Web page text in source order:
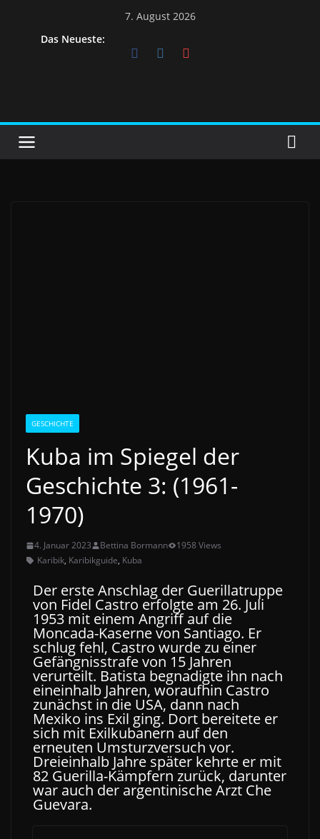
7. August 2026
Das Neueste:
GESCHICHTE
Kuba im Spiegel der
Geschichte 3: (1961-
1970)
4. Januar 2023 Bettina Bormann
1958 Views
Karibik, Karibikguide, Kuba
Der erste Anschlag der Guerillatruppe
von Fidel Castro erfolgte am 26. Juli
1953 mit einem Angriff auf die
Moncada-Kaserne von Santiago. Er
schlug fehl, Castro wurde zu einer
Gefängnisstrafe von 15 Jahren
verurteilt. Batista begnadigte ihn nach
eineinhalb Jahren, woraufhin Castro
zunächst in die USA, dann nach
Mexiko ins Exil ging. Dort bereitete er
sich mit Exilkubanern auf den
erneuten Umsturzversuch vor.
Dreieinhalb Jahre später kehrte er mit
82 Guerilla-Kämpfern zurück, darunter
war auch der argentinische Arzt Che
Guevara.